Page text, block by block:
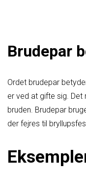
Brudepar
Ordet brudepar
er ved at gifte sig.
bruden. Brudepar
der fejres til